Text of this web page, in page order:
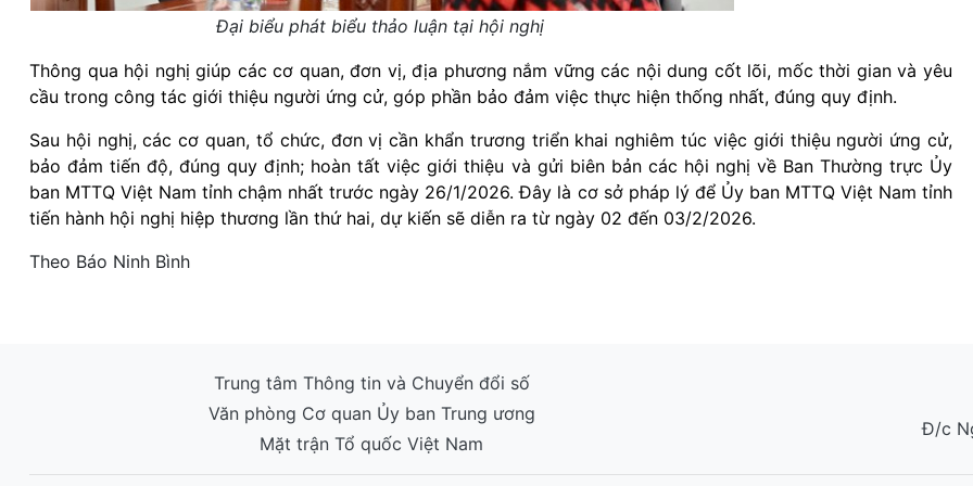
Đại biểu phát biểu thảo luận tại hội nghị
Thông qua hội nghị giúp các cơ quan, đơn vị, địa phương nắm vững các nội dung cốt lõi, mốc thời gian và yêu
cầu trong công tác giới thiệu người ứng cử, góp phần bảo đảm việc thực hiện thống nhất, đúng quy định.
Sau hội nghị, các cơ quan, tổ chức, đơn vị cần khẩn trương triển khai nghiêm túc việc giới thiệu người ứng cử,
bảo đảm tiến độ, đúng quy định; hoàn tất việc giới thiệu và gửi biên bản các hội nghị về Ban Thường trực Ủy
ban MTTQ Việt Nam tỉnh chậm nhất trước ngày 26/1/2026. Đây là cơ sở pháp lý để Ủy ban MTTQ Việt Nam tỉnh
tiến hành hội nghị hiệp thương lần thứ hai, dự kiến sẽ diễn ra từ ngày 02 đến 03/2/2026.
Theo Báo Ninh Bình
Trung tâm Thông tin và Chuyển đổi số
Văn phòng Cơ quan Ủy ban Trung ương
Mặt trận Tổ quốc Việt Nam
Đ/c